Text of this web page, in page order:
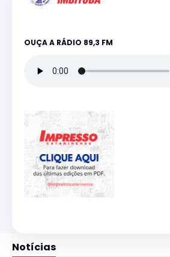
OUÇA A RÁDIO 89,3 FM
Notícias